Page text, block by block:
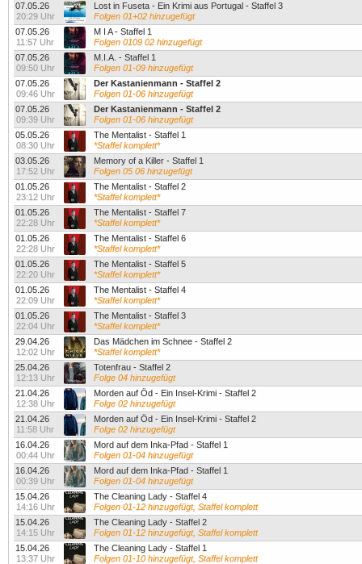
07.05.26
20:29 Uhr
Lost in Fuseta - Ein Krimi aus Portugal - Staffel 3
Folgen 01+02 hinzugefügt
07.05.26
11:57 Uhr
M I A - Staffel 1
Folgen 0109 02 hinzugefügt
07.05.26
09:50 Uhr
M.I.A. - Staffel 1
Folgen 01-09 hinzugefügt
07.05.26
09:46 Uhr
Der Kastanienmann - Staffel 2
Folgen 01-06 hinzugefügt
07.05.26
09:39 Uhr
Der Kastanienmann - Staffel 2
Folgen 01-06 hinzugefügt
05.05.26
08:30 Uhr
The Mentalist - Staffel 1
*Staffel komplett*
03.05.26
17:52 Uhr
Memory of a Killer - Staffel 1
Folgen 05 06 hinzugefügt
01.05.26
23:12 Uhr
The Mentalist - Staffel 2
*Staffel komplett*
01.05.26
22:28 Uhr
The Mentalist - Staffel 7
*Staffel komplett*
01.05.26
22:28 Uhr
The Mentalist - Staffel 6
*Staffel komplett*
01.05.26
22:20 Uhr
The Mentalist - Staffel 5
*Staffel komplett*
01.05.26
22:09 Uhr
The Mentalist - Staffel 4
*Staffel komplett*
01.05.26
22:04 Uhr
The Mentalist - Staffel 3
*Staffel komplett*
29.04.26
12:02 Uhr
Das Mädchen im Schnee - Staffel 2
*Staffel komplett*
25.04.26
12:13 Uhr
Totenfrau - Staffel 2
Folge 04 hinzugefügt
21.04.26
12:38 Uhr
Morden auf Öd - Ein Insel-Krimi - Staffel 2
Folge 02 hinzugefügt
21.04.26
11:58 Uhr
Morden auf Öd - Ein Insel-Krimi - Staffel 2
Folge 02 hinzugefügt
16.04.26
00:44 Uhr
Mord auf dem Inka-Pfad - Staffel 1
Folgen 01-04 hinzugefügt
16.04.26
00:39 Uhr
Mord auf dem Inka-Pfad - Staffel 1
Folgen 01-04 hinzugefügt
15.04.26
14:16 Uhr
The Cleaning Lady - Staffel 4
Folgen 01-12 hinzugefügt, Staffel komplett
15.04.26
14:15 Uhr
The Cleaning Lady - Staffel 2
Folgen 01-12 hinzugefügt, Staffel komplett
15.04.26
13:37 Uhr
The Cleaning Lady - Staffel 1
Folgen 01-10 hinzugefügt, Staffel komplett